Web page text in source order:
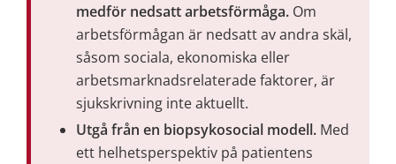
medför nedsatt arbetsförmåga. Om
arbetsförmågan är nedsatt av andra skäl,
såsom sociala, ekonomiska eller
arbetsmarknadsrelaterade faktorer, är
sjukskrivning inte aktuellt.
Utgå från en biopsykosocial modell. Med
ett helhetsperspektiv på patientens